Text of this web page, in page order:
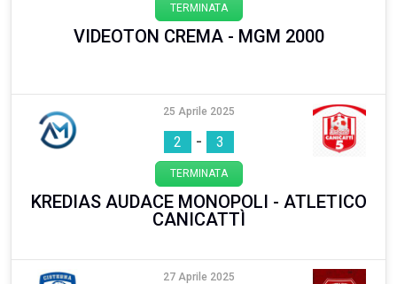
VIDEOTON CREMA - MGM 2000
TERMINATA
25 Aprile 2025
2 - 3
KREDIAS AUDACE MONOPOLI - ATLETICO
CANICATTÌ
TERMINATA
27 Aprile 2025